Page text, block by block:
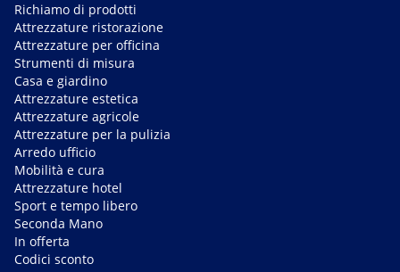
Richiamo di prodotti
Attrezzature ristorazione
Attrezzature per officina
Strumenti di misura
Casa e giardino
Attrezzature estetica
Attrezzature agricole
Attrezzature per la pulizia
Arredo ufficio
Mobilità e cura
Attrezzature hotel
Sport e tempo libero
Seconda Mano
In offerta
Codici sconto